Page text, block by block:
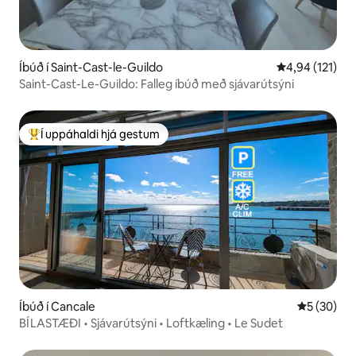
Íbúð í Saint-Cast-le-Guildo 4,94 af 5 í
4,94 (121)
Saint-Cast-Le-Guildo: Falleg íbúð með sjávarútsýni
Í mestu uppáhaldi hjá gestum
Í uppáhaldi hjá gestum
Íbúð í Cancale 5 af 5 í
5 (30)
BÍLASTÆÐI • Sjávarútsýni • Loftkæling • Le Sudet